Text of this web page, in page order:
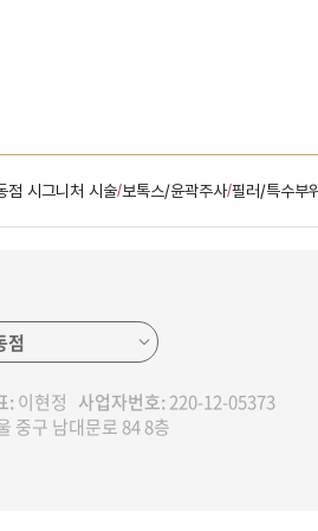
점 시그니처 시술/보톡스/윤곽주사/필러/특수부
: 이현정 사업자번호: 220-12-05373
중구 남대문로 84 8층
남은